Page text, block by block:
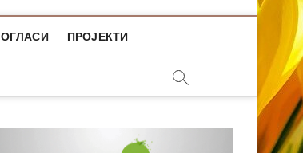
ОГЛАСИ ПРОЈЕКТИ